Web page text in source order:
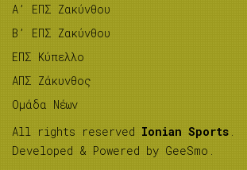
A’ ΕΠΣ Ζακύνθου
B’ ΕΠΣ Ζακύνθου
ΕΠΣ Κύπελλο
ΑΠΣ Ζάκυνθος
Ομάδα Νέων
All rights reserved Ionian Sports
Developed & Powered by GeeSmo